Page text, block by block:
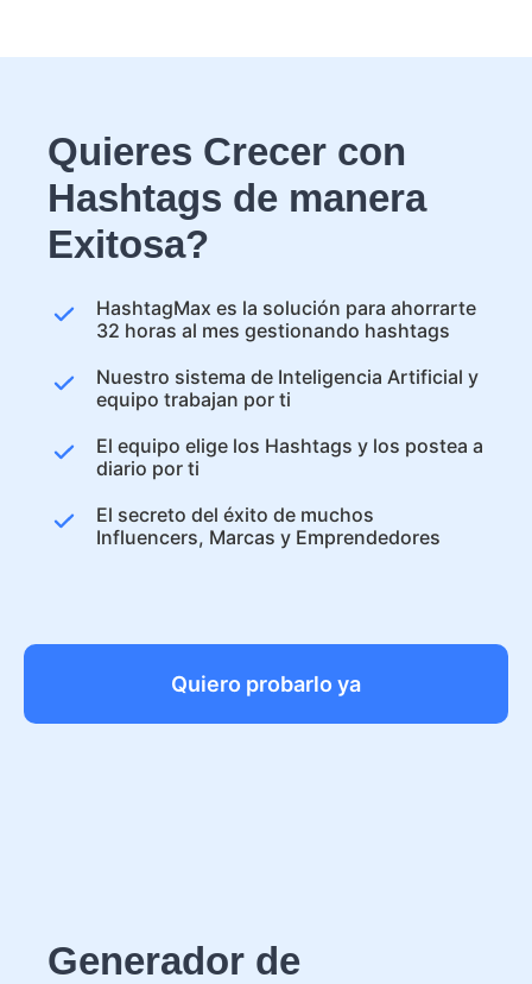
Quieres Crecer con
Hashtags de manera
Exitosa?
HashtagMax es la solución para ahorrarte
32 horas al mes gestionando hashtags
Nuestro sistema de Inteligencia Artificial y
equipo trabajan por ti
El equipo elige los Hashtags y los postea a
diario por ti
El secreto del éxito de muchos
Influencers, Marcas y Emprendedores
Quiero probarlo ya
Generador de